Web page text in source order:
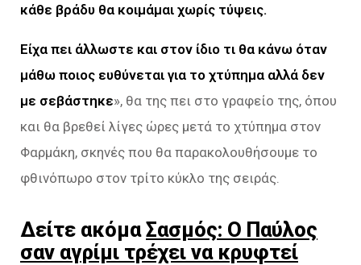
κάθε βράδυ θα κοιμάμαι χωρίς τύψεις.
Είχα πει άλλωστε και στον ίδιο τι θα κάνω όταν
μάθω ποιος ευθύνεται για το χτύπημα αλλά δεν
με σεβάστηκε», θα της πει στο γραφείο της, όπου
και θα βρεθεί λίγες ώρες μετά το χτύπημα στον
Φαρμάκη, σκηνές που θα παρακολουθήσουμε το
φθινόπωρο στον τρίτο κύκλο της σειράς.
Δείτε ακόμαΣασμός: Ο Παύλος
σαν αγρίμι τρέχει να κρυφτεί